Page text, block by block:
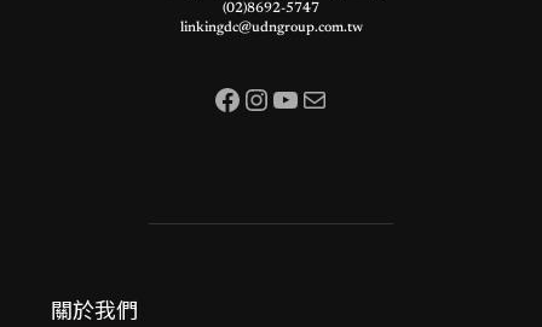
(02)8692-5747
linkingdc@udngroup.com.tw
Facebook InstagramYouTube 電子郵件
關於我們